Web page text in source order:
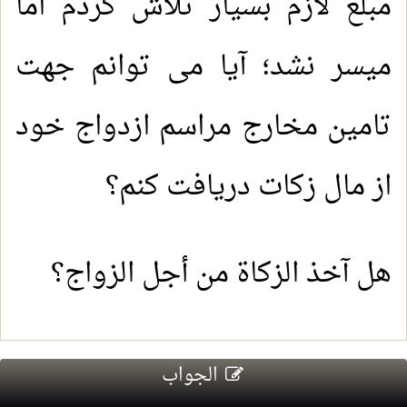
میسر نشد؛ آیا می توانم جهت
تامین مخارج مراسم ازدواج خود
از مال زکات دریافت کنم؟
هل آخذ الزكاة من أجل الزواج؟
الجواب